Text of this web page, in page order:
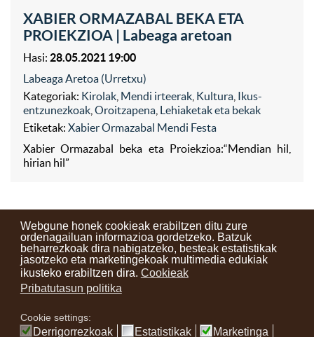
Webgune honek cookieak erabiltzen ditu zure
ordenagailuan informazioa gordetzeko. Batzuk
beharrezkoak dira nabigatzeko, besteak estatistikak
jasotzeko eta marketingekoak multimedia edukiak
ikusteko erabiltzen dira. Cookieak
Pribatutasun politika
Cookie settings:
Derrigorrezkoak Estatistikak Marketinga
XABIER ORMAZABAL BEKA ETA
PROIEKZIOA | Labeaga aretoan
Hasi: 28.05.2021 19:00
Labeaga Aretoa (Urretxu)
Kategoriak: Kirolak Mendi irteerak Kultura Ikus-
entzunezkoak Oroitzapena Lehiaketak eta bekak
Etiketak: Xabier Ormazabal Mendi Festa
Xabier Ormazabal beka eta Proiekzioa:“Mendian hil,
hirian hil”
Kontaktuak Erabilera baldintzak Lege oharra
Berriak
Zure iritzia